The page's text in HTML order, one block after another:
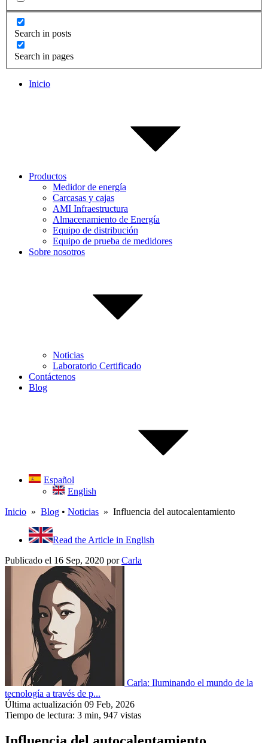
Search in posts
Search in pages
Inicio
Productos
Medidor de energía
Carcasas y cajas
AMI Infraestructura
Almacenamiento de Energía
Equipo de distribución
Equipo de prueba de medidores
Sobre nosotros
Noticias
Laboratorio Certificado
Contáctenos
Blog
Español
English
Inicio » Blog • Noticias » Influencia del autocalentamiento
Read the Article in English
Publicado el 16 Sep, 2020 porCarla
Carla: Iluminando el mundo de la
tecnología a través de p...
Última actualización 09 Feb, 2026
Tiempo de lectura: 3 min, 947 vistas